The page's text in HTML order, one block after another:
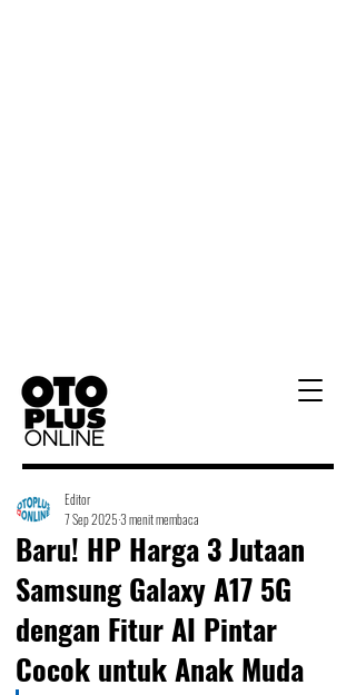
Baru! HP Harga 3 Jutaan
Samsung Galaxy A17 5G
dengan Fitur AI Pintar
Cocok untuk Anak Muda
Editor
7 Sep 20253 menit membaca